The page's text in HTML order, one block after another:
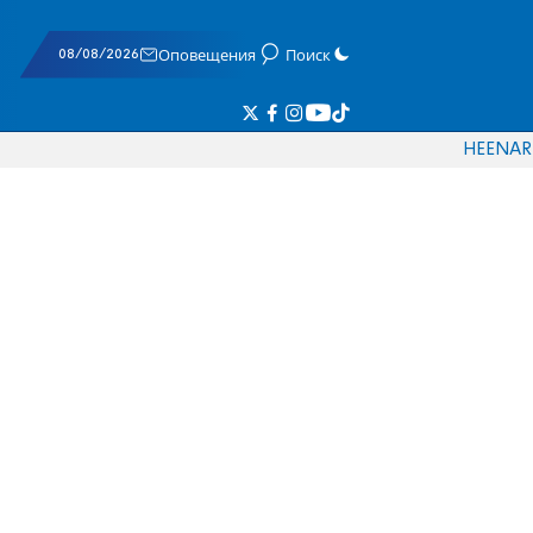
08/08/2026 Оповещения Поиск
HEENAR